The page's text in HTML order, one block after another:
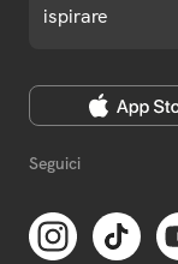
ispirare
Seguici